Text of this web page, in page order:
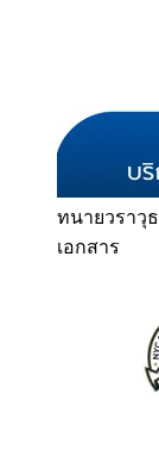
ทนายวราวุธ
เอกสาร